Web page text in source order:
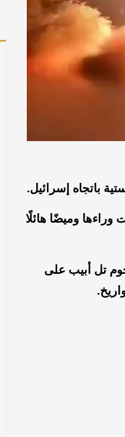
باتجاه إسرائيل.
وميضًا هائلًا
تل أبيب على